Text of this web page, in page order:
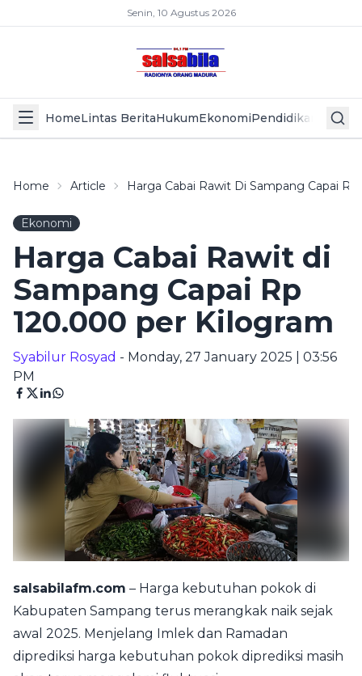
Senin, 10 Agustus 2026
HomeLintas BeritaHukumEkonomiPendidikan Politik
Home Article Harga Cabai Rawit Di Sampang Capai
Ekonomi
Harga Cabai Rawit di
Sampang Capai Rp
120.000 per Kilogram
Syabilur Rosyad - Monday, 27 January 2025 | 03:56
PM
salsabilafm.com – Harga kebutuhan pokok di
Kabupaten Sampang terus merangkak naik sejak
awal 2025. Menjelang Imlek dan Ramadan
diprediksi harga kebutuhan pokok diprediksi masih